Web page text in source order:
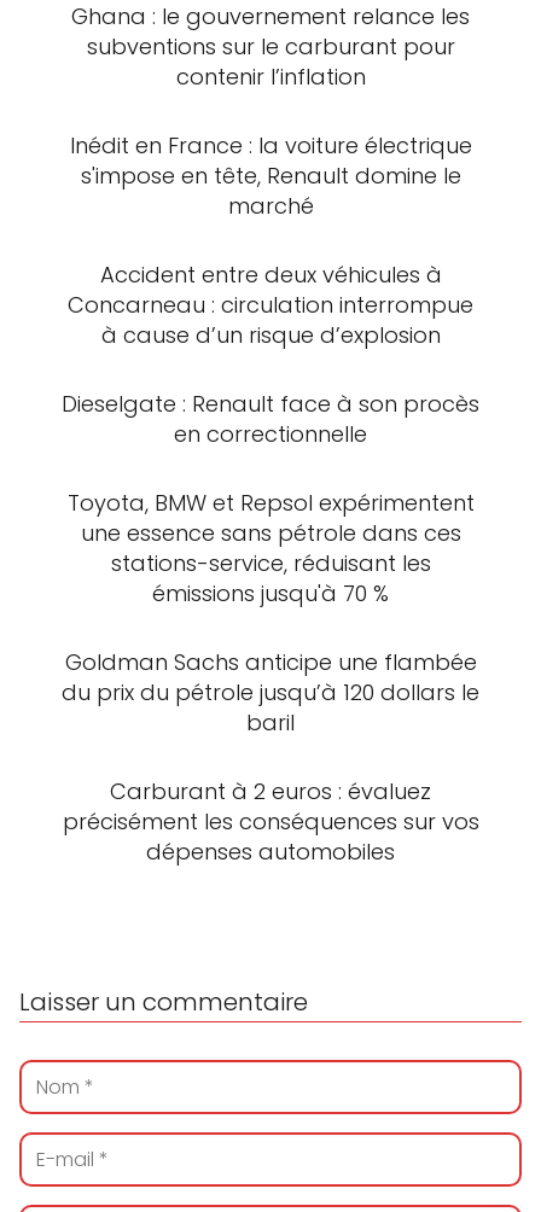
Ghana : le gouvernement relance les
subventions sur le carburant pour
contenir l’inflation
Inédit en France : la voiture électrique
s'impose en tête, Renault domine le
marché
Accident entre deux véhicules à
Concarneau : circulation interrompue
à cause d’un risque d’explosion
Dieselgate : Renault face à son procès
en correctionnelle
Toyota, BMW et Repsol expérimentent
une essence sans pétrole dans ces
stations-service, réduisant les
émissions jusqu'à 70 %
Goldman Sachs anticipe une flambée
du prix du pétrole jusqu’à 120 dollars le
baril
Carburant à 2 euros : évaluez
précisément les conséquences sur vos
dépenses automobiles
Laisser un commentaire